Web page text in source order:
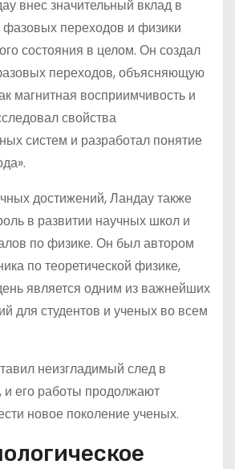
внес значительный вклад в
фазовых переходов и физики
состояния в целом. Он создал
переходов, объясняющую
магнитная восприимчивость и
свойства
систем и разработал понятие
достижений, Ландау также
в развитии научных школ и
по физике. Он был автором
по теоретической физике,
является одним из важнейших
для студентов и ученых во всем
неизгладимый след в
его работы продолжают
новое поколение ученых.